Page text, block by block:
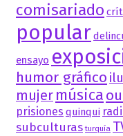
comisariado
popular
ensayo
humor gráfico
mujer música
prisiones quinqui
subculturas turquía